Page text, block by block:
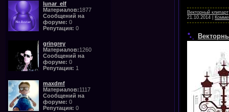
lunar_elf
Материалов:1877
Сообщений на
форуме: 0
Репутация: 0
gringrey
Материалов:1260
Сообщений на
форуме: 0
Репутация: 1
maxdmf
Материалов:1117
Сообщений на
форуме: 0
Репутация: 0
Векторный клипарт
21.10.2014